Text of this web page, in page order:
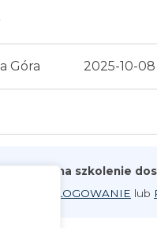
Góra 2025-10-
Zapis na szkolenie
LOGOWANIE lub